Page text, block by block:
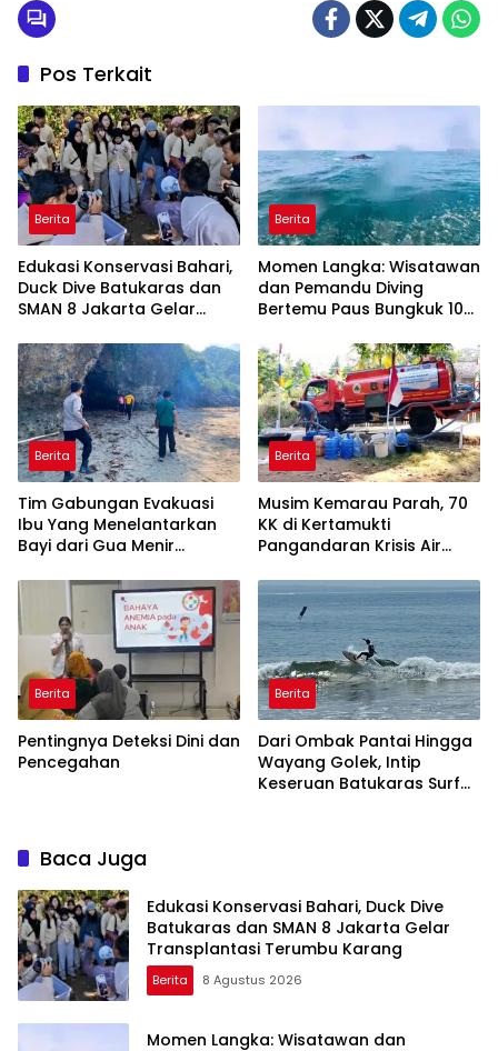
Pos Terkait
Berita
Edukasi Konservasi Bahari,
Duck Dive Batukaras dan
SMAN 8 Jakarta Gelar
Karang
Berita
Momen Langka: Wisatawan
dan Pemandu Diving
Bertemu Paus Bungkuk 10
Berita
Tim Gabungan Evakuasi
Ibu Yang Menelantarkan
Bayi dari Gua Menir
Pangandaran
Berita
Musim Kemarau Parah, 70
KK di Kertamukti
Pangandaran Krisis Air
BPBD Gerak Cepat
Berita
Pentingnya Deteksi Dini dan
Pencegahan
Berita
Dari Ombak Pantai Hingga
Wayang Golek, Intip
Keseruan Batukaras Surf
Baca Juga
Edukasi Konservasi Bahari, Duck Dive
Batukaras dan SMAN 8 Jakarta Gelar
Transplantasi Terumbu Karang
Berita 8 Agustus 2026
Momen Langka: Wisatawan dan